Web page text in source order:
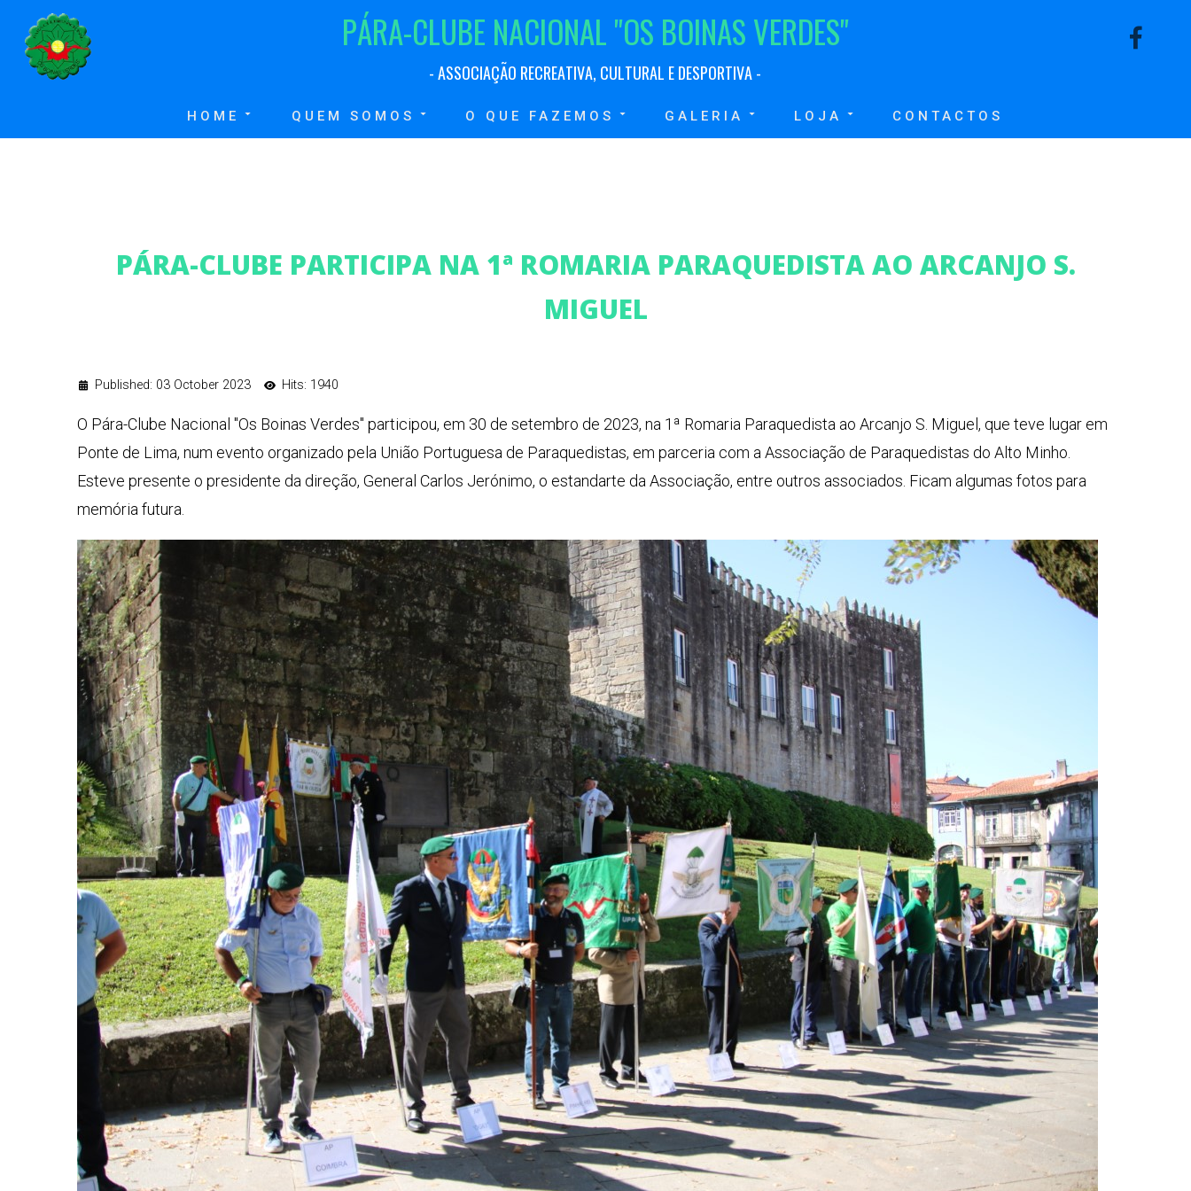
PÁRA-CLUBE NACIONAL"OS BOINASVERDES"
- ASSOCIAÇÃO RECREATIVA, CULTURAL EDESPORTIVA-
HOME QUEM SOMOS O QUE FAZEMOS GALERIA LOJA CONTACTOS
PÁRA-CLUBE PARTICIPA NA 1ª ROMARIA PARAQUEDISTA AO ARCANJO S.
MIGUEL
Published: 03 October 2023 Hits: 1940
O Pára-Clube Nacional "Os Boinas Verdes" participou, em 30 de setembro de 2023, na 1ª Romaria Paraquedista ao Arcanjo S. Miguel, que teve lugar em
Ponte de Lima, num evento organizado pela União Portuguesa de Paraquedistas, em parceria com a Associação de Paraquedistas do Alto Minho.
Esteve presente o presidente da direção, General Carlos Jerónimo, o estandarte da Associação, entre outros associados. Ficam algumas fotos para
memória futura.